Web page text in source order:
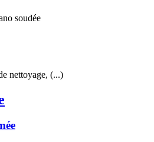
soudée
nettoyage, (...)